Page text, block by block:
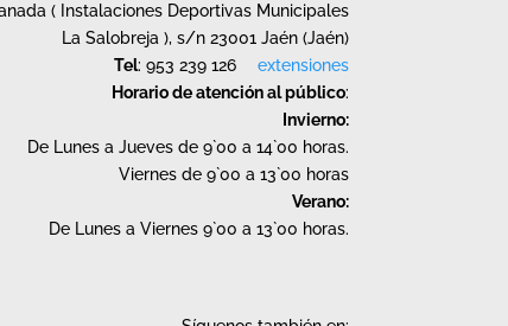
( Instalaciones Deportivas Municipales
La Salobreja ), s/n 23001 Jaén (Jaén)
Tel: 953 239 126
extensiones
Horario de atención al público:
Invierno:
De Lunes a Jueves de 9`00 a 14`00 horas.
Viernes de 9`00 a 13`00 horas
Verano:
De Lunes a Viernes 9`00 a 13`00 horas.